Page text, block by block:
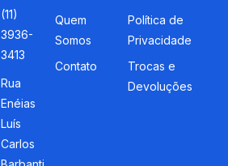
(11)
3936-
3413
Rua
Enéias
Luís
Carlos
Quem
Somos
Contato
Política de
Privacidade
Trocas e
Devoluções